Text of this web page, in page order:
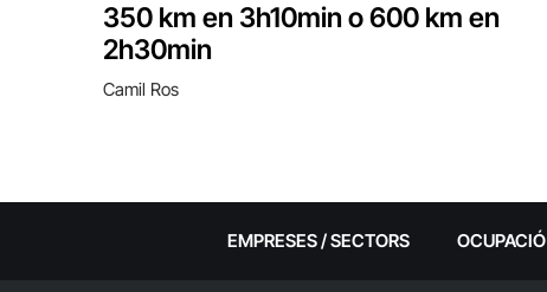
350 km en 3h10min o 600 km en
2h30min
Camil Ros
EMPRESES / SECTORS OCUPACIÓ